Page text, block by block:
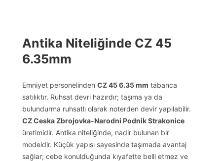
Antika Niteliğinde CZ 45
6.35mm
Emniyet personelinden CZ 45 6.35 mm tabanca
satılıktır. Ruhsat devri hazırdır; taşıma ya da
bulundurma ruhsatlı olarak noterden devir yapılabilir.
CZ Ceska Zbrojovka-Narodni Podnik Strakonice
üretimidir. Antika niteliğinde, nadir bulunan bir
modeldir. Küçük yapısı sayesinde taşımada avantaj
sağlar; cebe konulduğunda kıyafette belli etmez ve